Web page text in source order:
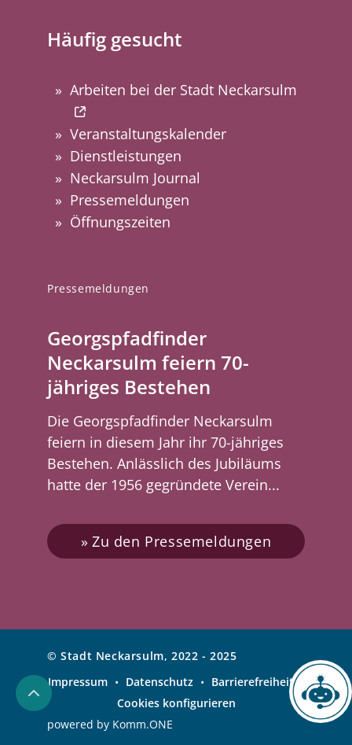
Pressemeldungen
Georgspfadfinder
Neckarsulm feiern 70-
jähriges Bestehen
Die Georgspfadfinder Neckarsulm
feiern in diesem Jahr ihr 70-jähriges
Bestehen. Anlässlich des Jubiläums
hatte der 1956 gegründete Verein...
Zu den Pressemeldungen
Häufig gesucht
Arbeiten bei der Stadt Neckarsulm
Veranstaltungskalender
Dienstleistungen
Neckarsulm Journal
Pressemeldungen
Öffnungszeiten
© Stadt Neckarsulm, 2022 - 2025
Impressum • Datenschutz • Barrierefreiheit
Cookies konfigurieren
powered by Komm.ONE
Chatbot